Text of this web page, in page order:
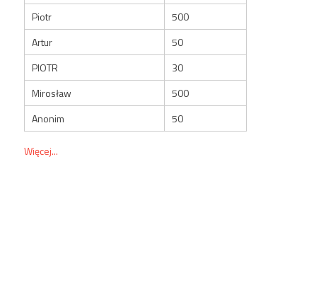
Piotr
500
Artur
50
PIOTR
30
Mirosław
500
Anonim
50
Więcej...